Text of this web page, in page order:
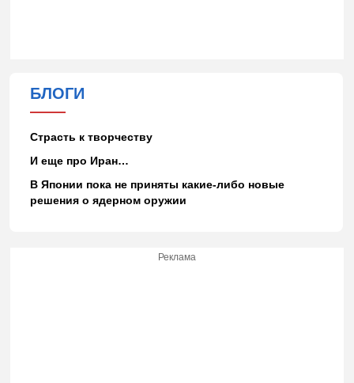
БЛОГИ
Страсть к творчеству
И еще про Иран…
В Японии пока не приняты какие-либо новые
решения о ядерном оружии
Реклама